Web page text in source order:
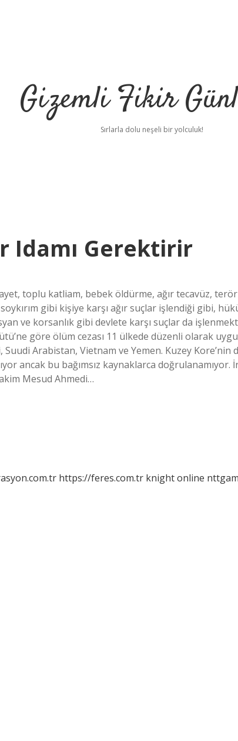
Gizemli Fikir
Sırlarla dolu neşeli bir yolculuk!
Idamı Gerektirir
toplu katliam, bebek öldürme, ağır tecavüz,
gibi kişiye karşı ağır suçlar işlendiği gibi,
ve korsanlık gibi devlete karşı suçlar da
göre ölüm cezası 11 ülkede düzenli olarak
Suudi Arabistan, Vietnam ve Yemen. Kuzey Kore’nin
ancak bu bağımsız kaynaklarca doğrulanamıyor.
Mesud Ahmedi…
https://feres.com.tr knight online